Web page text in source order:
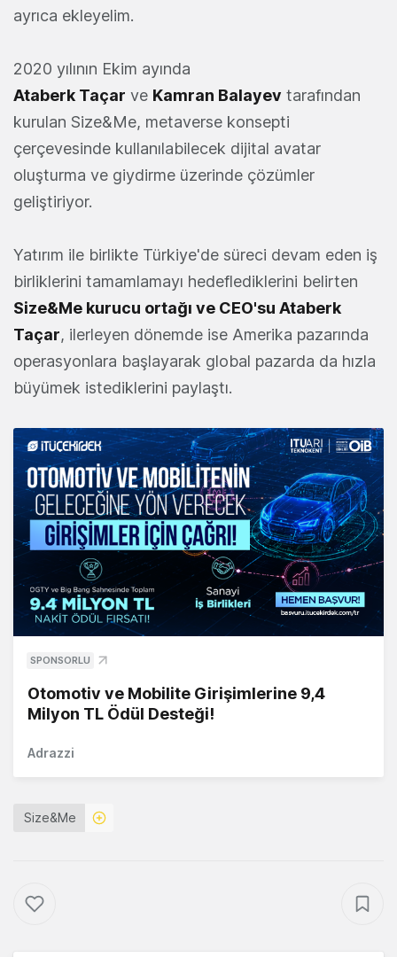
ayrıca ekleyelim.
2020 yılının Ekim ayında
Ataberk Taçar ve Kamran Balayev tarafından
kurulan Size&Me, metaverse konsepti
çerçevesinde kullanılabilecek dijital avatar
oluşturma ve giydirme üzerinde çözümler
geliştiriyor.
Yatırım ile birlikte Türkiye'de süreci devam eden iş
birliklerini tamamlamayı hedeflediklerini belirten
Size&Me kurucu ortağı ve CEO'su Ataberk
Taçar, ilerleyen dönemde ise Amerika pazarında
operasyonlara başlayarak global pazarda da hızla
büyümek istediklerini paylaştı.
SPONSORLU
Otomotiv ve Mobilite Girişimlerine 9,4
Milyon TL Ödül Desteği!
Adrazzi
Size&Me